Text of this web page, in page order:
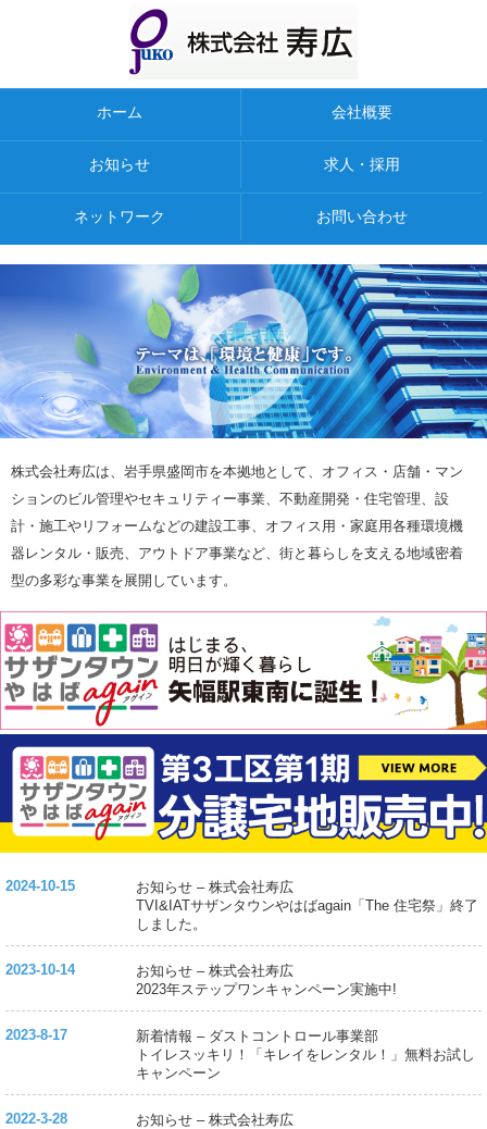
ホーム 会社概要
お知らせ 求人・採用
ネットワーク お問い合わせ
株式会社寿広は、岩手県盛岡市を本拠地として、オフィス・店舗・マン
ションのビル管理やセキュリティー事業、不動産開発・住宅管理、設
計・施工やリフォームなどの建設工事、オフィス用・家庭用各種環境機
器レンタル・販売、アウトドア事業など、街と暮らしを支える地域密着
型の多彩な事業を展開しています。
2024-10-15
お知らせ – 株式会社寿広
TVI&IATサザンタウンやはばagain「The 住宅祭」終了
しました。
2023-10-14
お知らせ – 株式会社寿広
2023年ステップワンキャンペーン実施中!
2023-8-17
新着情報 – ダストコントロール事業部
トイレスッキリ！「キレイをレンタル！」無料お試し
キャンペーン
2022-3-28
お知らせ – 株式会社寿広